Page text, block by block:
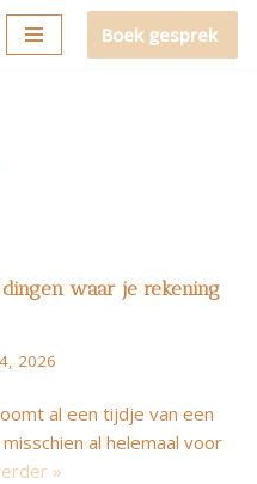
Boek gesprek
waar je rekening
2026
al een tijdje van een
al helemaal voor
»